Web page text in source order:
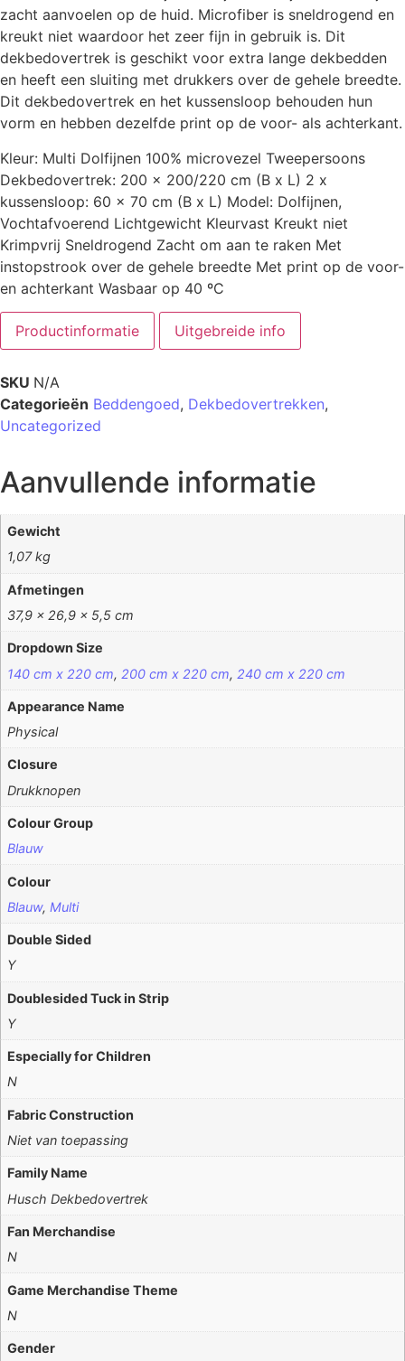
zacht aanvoelen op de huid. Microfiber is sneldrogend en
kreukt niet waardoor het zeer fijn in gebruik is. Dit
dekbedovertrek is geschikt voor extra lange dekbedden
en heeft een sluiting met drukkers over de gehele breedte.
Dit dekbedovertrek en het kussensloop behouden hun
vorm en hebben dezelfde print op de voor- als achterkant.
Kleur: Multi Dolfijnen 100% microvezel Tweepersoons
Dekbedovertrek: 200 x 200/220 cm (B x L) 2 x
kussensloop: 60 x 70 cm (B x L) Model: Dolfijnen,
Vochtafvoerend Lichtgewicht Kleurvast Kreukt niet
Krimpvrij Sneldrogend Zacht om aan te raken Met
instopstrook over de gehele breedte Met print op de voor-
en achterkant Wasbaar op 40 ºC
Productinformatie Uitgebreide info
SKU N/A
Categorieën Beddengoed, Dekbedovertrekken,
Uncategorized
Aanvullende informatie
Gewicht
1,07 kg
Afmetingen
37,9 × 26,9 × 5,5 cm
Dropdown Size
140 cm x 220 cm, 200 cm x 220 cm, 240 cm x 220 cm
Appearance Name
Physical
Closure
Drukknopen
Colour Group
Blauw
Colour
Blauw, Multi
Double Sided
Y
Doublesided Tuck in Strip
Y
Especially for Children
N
Fabric Construction
Niet van toepassing
Family Name
Husch Dekbedovertrek
Fan Merchandise
N
Game Merchandise Theme
N
Gender